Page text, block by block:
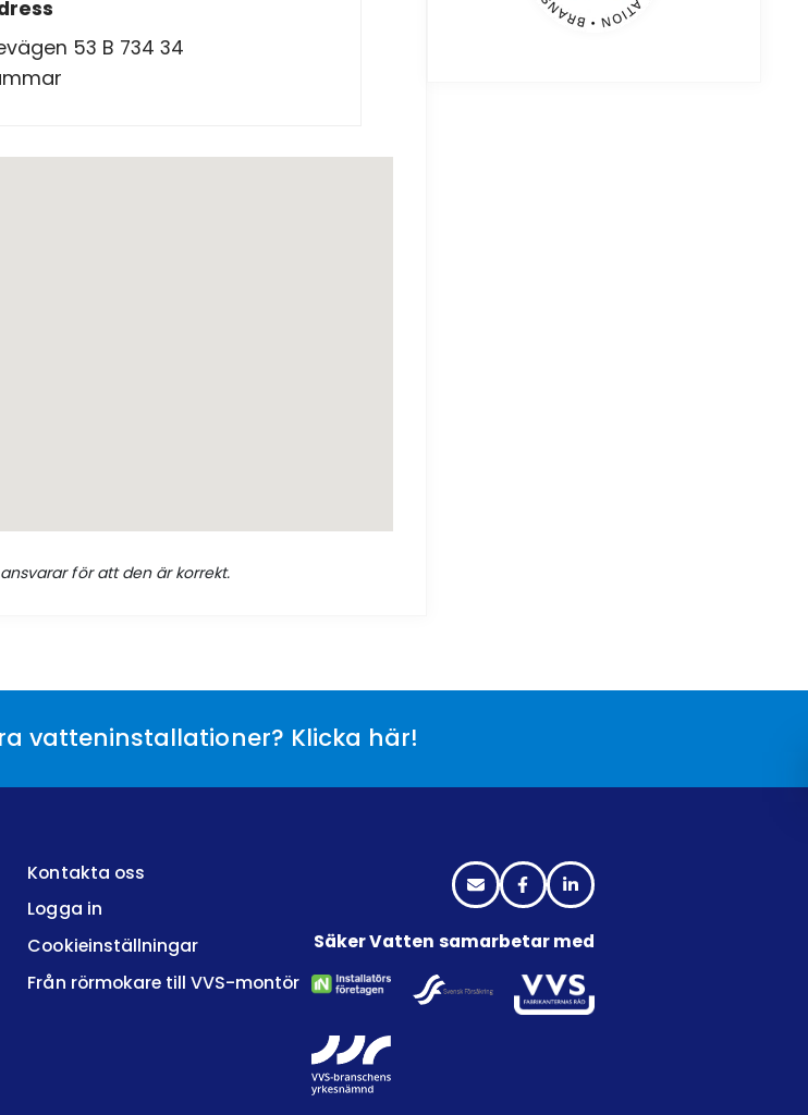
53 B 734 34
för att den är korrekt.
vatteninstallationer? Klicka här!
Kontakta oss
Logga in
Cookieinställningar
Från rörmokare till VVS-montör
Säker Vatten samarbetar med